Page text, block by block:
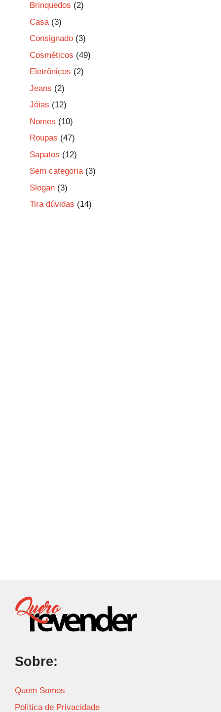
Brinquedos (2)
Casa (3)
Consignado (3)
Cosméticos (49)
Eletrônicos (2)
Jeans (2)
Jóias (12)
Nomes (10)
Roupas (47)
Sapatos (12)
Sem categoria(3)
Slogan (3)
Tira dúvidas (14)
Sobre:
Quem Somos
Política de Privacidade